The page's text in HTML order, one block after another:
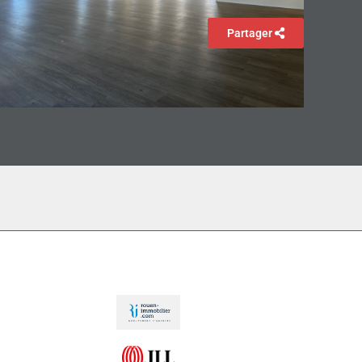
Partager